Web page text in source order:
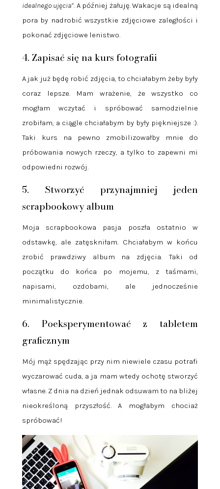
idealnego ujęcia”. A później żałuję. Wakacje są idealną
pora by nadrobić wszystkie zdjęciowe zaległości i
pokonać zdjęciowe lenistwo.
4. Zapisać się na kurs fotografii
A jak już będę robić zdjęcia, to chciałabym żeby były
coraz lepsze. Mam wrażenie, że wszystko co
mogłam wczytać i spróbować samodzielnie
zrobiłam, a ciągle chciałabym by były piękniejsze :).
Taki kurs na pewno zmobilizowałby mnie do
próbowania nowych rzeczy, a tylko to zapewni mi
odpowiedni rozwój.
5. Stworzyć przynajmniej jeden
scrapbookowy album
Moja scrapbookowa pasja poszła ostatnio w
odstawkę, ale zatęskniłam. Chciałabym w końcu
zrobić prawdziwy album na zdjęcia. Taki od
początku do końca po mojemu, z taśmami,
napisami, ozdobami, ale jednocześnie
minimalistycznie.
6. Poeksperymentować z tabletem
graficznym
Mój mąż spędzając przy nim niewiele czasu potrafi
wyczarować cuda, a ja mam wtedy ochotę stworzyć
własne. Z dnia na dzień jednak odsuwam to na bliżej
nieokreśloną przyszłość. A mogłabym chociaż
spróbować!